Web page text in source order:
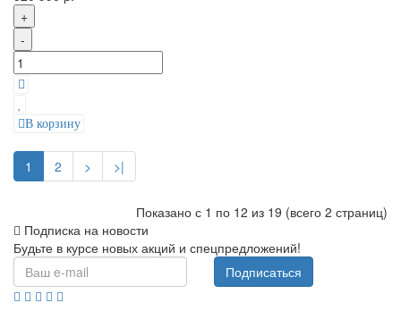
+
-
В корзину
1 2 > >|
Показано с 1 по 12 из 19 (всего 2 страниц)
Подписка на новости
Будьте в курсе новых акций и спецпредложений!
Подписаться